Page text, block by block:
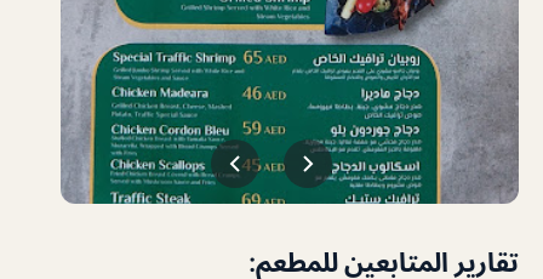
تقارير المتابعين للمطعم: